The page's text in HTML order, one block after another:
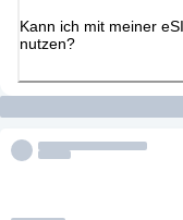
Kann ich mit meiner
nutzen?